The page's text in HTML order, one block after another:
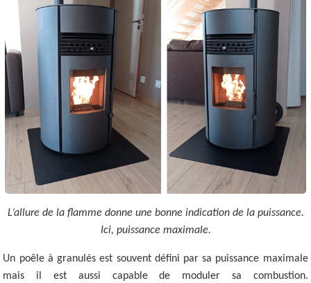
L’allure de la flamme donne une bonne indication de la puissance.
Ici, puissance maximale.
Un poêle à granulés est souvent défini par sa puissance maximale
mais il est aussi capable de moduler sa combustion.